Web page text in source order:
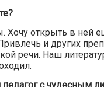
Хочу открыть в ней
и других
речи. Наш
с чудесным